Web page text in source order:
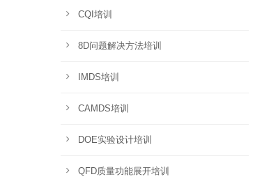
CQI培训
8D问题解决方法培训
IMDS培训
CAMDS培训
DOE实验设计培训
QFD质量功能展开培训